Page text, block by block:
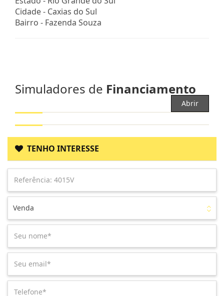
Cidade - Caxias do Sul
Bairro - Fazenda Souza
Simuladores de Financiamento
Abrir
TENHO INTERESSE
Venda